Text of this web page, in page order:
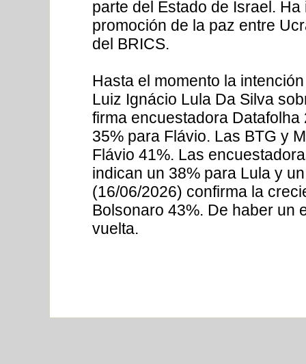
parte del Estado de Israel.
promoción de la paz entre
del BRICS.
Hasta el momento la
Luiz Ignácio Lula Da Silva
firma encuestadora
35% para Flávio. Las BTG y
Flávio 41%. Las
indican un 38% para Lula y
(16/06/2026) confirma la
Bolsonaro 43%. De haber un
vuelta.